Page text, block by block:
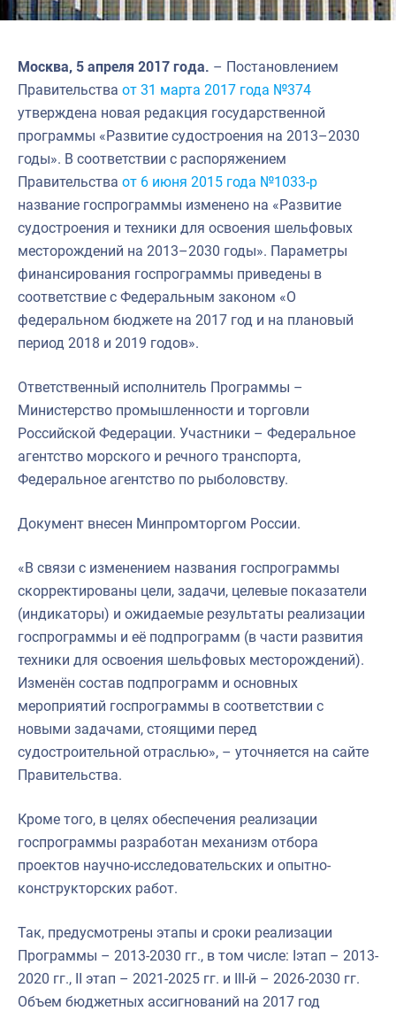
Москва, 5 апреля 2017 года. – Постановлением
Правительства от 31 марта 2017 года №374
утверждена новая редакция государственной
программы «Развитие судостроения на 2013–2030
годы». В соответствии с распоряжением
Правительства от 6 июня 2015 года №1033-р
название госпрограммы изменено на «Развитие
судостроения и техники для освоения шельфовых
месторождений на 2013–2030 годы». Параметры
финансирования госпрограммы приведены в
соответствие с Федеральным законом «О
федеральном бюджете на 2017 год и на плановый
период 2018 и 2019 годов».
Ответственный исполнитель Программы –
Министерство промышленности и торговли
Российской Федерации. Участники – Федеральное
агентство морского и речного транспорта,
Федеральное агентство по рыболовству.
Документ внесен Минпромторгом России.
«В связи с изменением названия госпрограммы
скорректированы цели, задачи, целевые показатели
(индикаторы) и ожидаемые результаты реализации
госпрограммы и её подпрограмм (в части развития
техники для освоения шельфовых месторождений).
Изменён состав подпрограмм и основных
мероприятий госпрограммы в соответствии с
новыми задачами, стоящими перед
судостроительной отраслью», – уточняется на сайте
Правительства.
Кроме того, в целях обеспечения реализации
госпрограммы разработан механизм отбора
проектов научно-исследовательских и опытно-
конструкторских работ.
Так, предусмотрены этапы и сроки реализации
Программы – 2013-2030 гг., в том числе: Iэтап – 2013-
2020 гг., II этап – 2021-2025 гг. и III-й – 2026-2030 гг.
Объем бюджетных ассигнований на 2017 год